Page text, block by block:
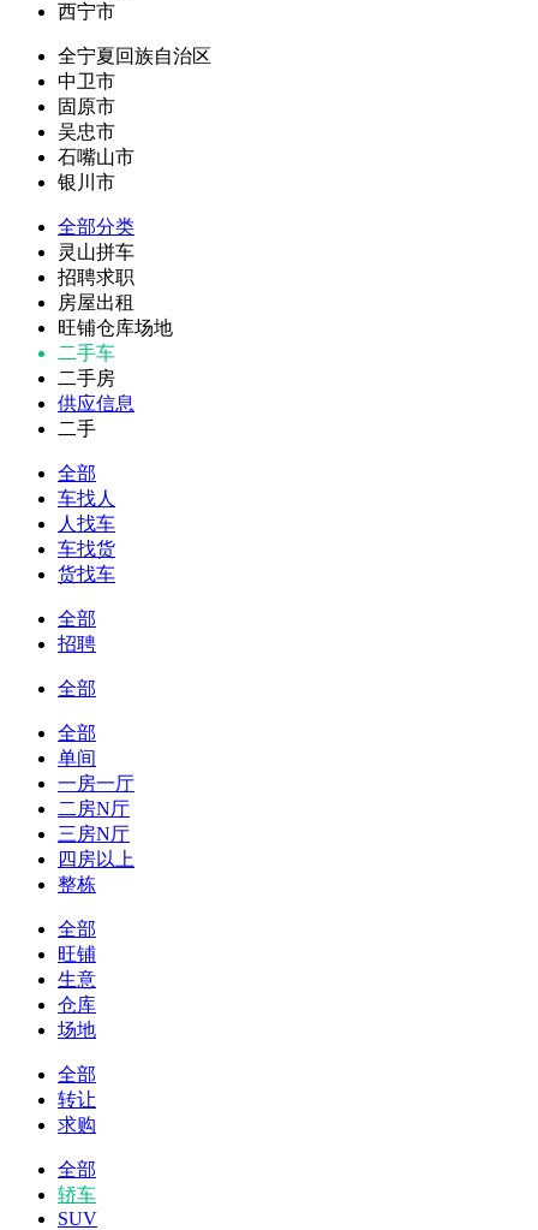
西宁市
全宁夏回族自治区
中卫市
固原市
吴忠市
石嘴山市
银川市
全部分类
灵山拼车
招聘求职
房屋出租
旺铺仓库场地
二手车
二手房
供应信息
二手
全部
车找人
人找车
车找货
货找车
全部
招聘
全部
全部
单间
一房一厅
二房N厅
三房N厅
四房以上
整栋
全部
旺铺
生意
仓库
场地
全部
转让
求购
全部
轿车
SUV